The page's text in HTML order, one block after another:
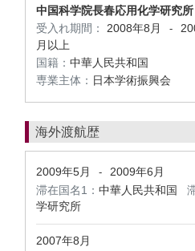
中国科学院長春応用化学研究所
受入れ期間：
2008年8月 -
月以上
国籍： 中華人民共和国
専業主体： 日本学術振興会
海外渡航歴
2009年5月 -
2009年6月
滞在国名1： 中華人民共和国
学研究所
2007年8月